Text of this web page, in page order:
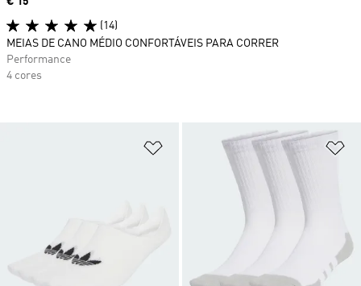
Adicionar à Lista de Desejos
(14)
MEIAS DE CANO MÉDIO CONFORTÁVEIS PARA CORRER
Performance
4 cores